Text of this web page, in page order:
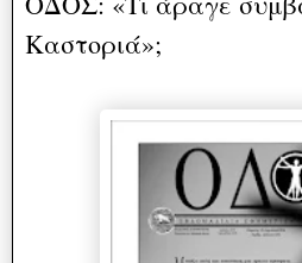
Καστοριά»;